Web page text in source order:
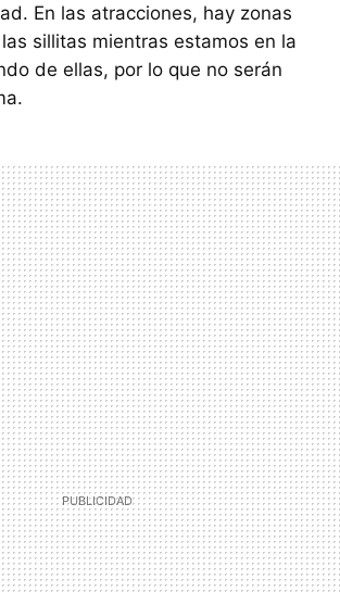
En las atracciones, hay zonas
sillitas mientras estamos en la
de ellas, por lo que no serán